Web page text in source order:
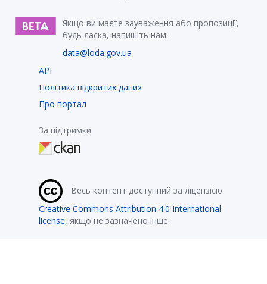
Якщо ви маєте зауваження або пропозиції,
будь ласка, напишіть нам:
data@loda.gov.ua
API
Політика відкритих даних
Про портал
За підтримки
Весь контент доступний за ліцензією
Creative Commons Attribution 4.0 International
license, якщо не зазначено інше